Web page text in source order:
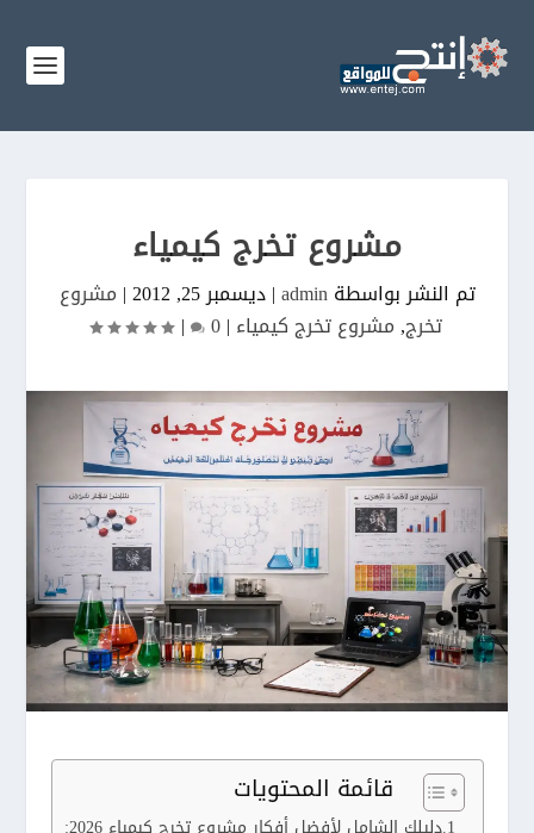
مشروع تخرج كيمياء
تم النشر بواسطةadmin
|ديسمبر 25, 2012 | مشروع
تخرج,مشروع تخرج كيمياء |
0
|
قائمة المحتويات